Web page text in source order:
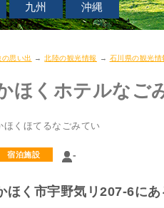
九州 沖縄
の思い出 →北陸の観光情報 → 石川県の観光情
ほくホテルなご
ほくほてるなごみてい
宿泊施設 -
ほく市宇野気リ207-6に